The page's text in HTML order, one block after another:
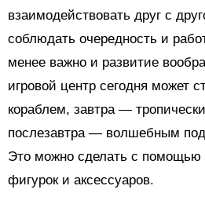
взаимодействовать друг с
соблюдать очередность и
менее важно и развитие
игровой центр сегодня может
кораблем, завтра —
послезавтра — волшебным
Это можно сделать с помощью
фигурок и аксессуаров.